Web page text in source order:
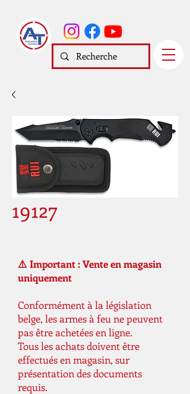
19127
⚠️ Important : Vente en magasin
uniquement
Conformément à la législation
belge, les armes à feu ne peuvent
pas être achetées en ligne.
Tous les achats doivent être
effectués en magasin, sur
présentation des documents
requis.